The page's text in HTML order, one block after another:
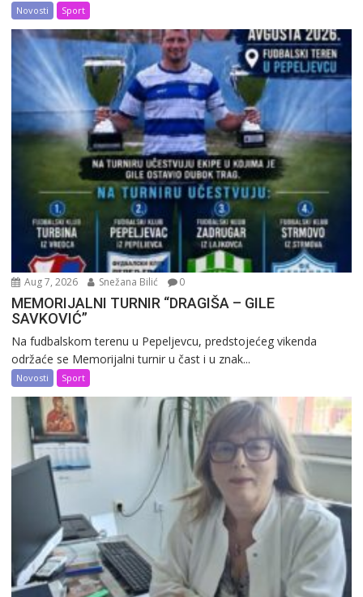
Novosti Sport
Aug 7, 2026 Snežana Bilić 0
MEMORIJALNI TURNIR “DRAGIŠA – GILE
SAVKOVIĆ”
Na fudbalskom terenu u Pepeljevcu, predstojećeg vikenda
održaće se Memorijalni turnir u čast i u znak...
Novosti Sport